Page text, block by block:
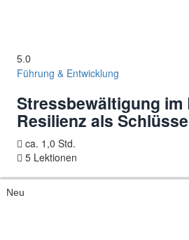
5.0
Führung & Entwicklung
Stressbewältigung im
Resilienz als
ca. 1,0 Std.
5 Lektionen
Neu